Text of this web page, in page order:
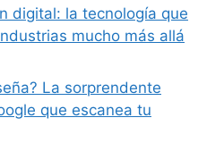
digital: la tecnología que
mucho más allá
La sorprendente
que escanea tu